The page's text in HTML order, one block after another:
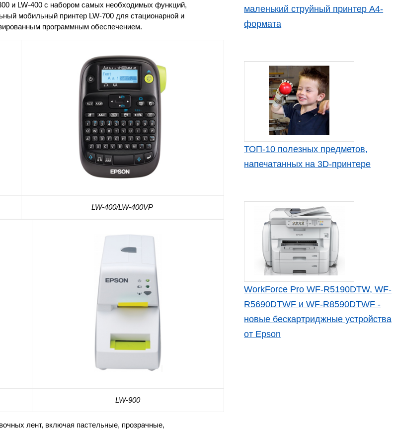
и LW-400 с набором самых необходимых функций,
мобильный принтер LW-700 для стационарной и
программным обеспечением.
LW-400/LW-400VP
LW-900
лент, включая пастельные, прозрачные,
маленький струйный принтер А4-
формата
ТОП-10 полезных предметов,
напечатанных на 3D-принтере
WorkForce Pro WF-R5190DTW, WF-
R5690DTWF и WF-R8590DTWF -
новые бескартриджные устройства
от Epson